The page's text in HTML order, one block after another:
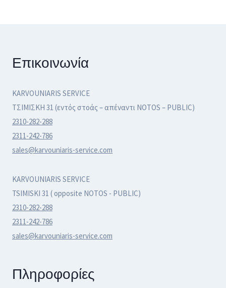
μπορούν
του
Επικοινωνία
KARVOUNIARIS SERVICE
ΤΣΙΜΙΣΚΗ 31 (εντός στοάς – απέναντι NOTOS – PUBLIC)
2310-282-288
2311-242-786
sales@karvouniaris-service.com
KARVOUNIARIS SERVICE
TSIMISKI 31 ( opposite NOTOS - PUBLIC)
2310-282-288
2311-242-786
sales@karvouniaris-service.com
Πληροφορίες